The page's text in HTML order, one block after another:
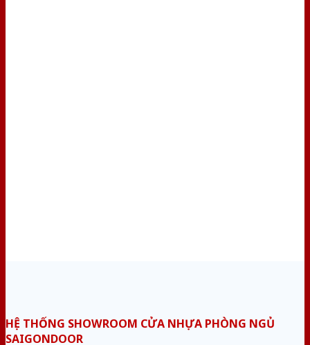
HỆ THỐNG SHOWROOM CỬA NHỰA PHÒNG NGỦ
SAIGONDOOR